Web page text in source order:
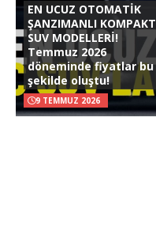
EN UCUZ OTOMATİK
ŞANZIMANLI KOMPAKT
SUV MODELLERİ!
Temmuz 2026
döneminde fiyatlar bu
şekilde oluştu!
9 TEMMUZ 2026